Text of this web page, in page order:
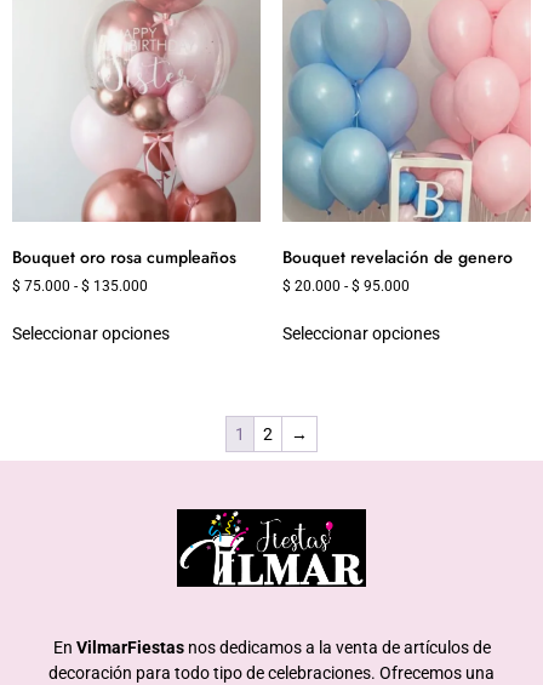
Bouquet oro rosa cumpleaños
$ 75.000 - $ 135.000
Seleccionar opciones
Bouquet revelación de genero
$ 20.000 - $ 95.000
Seleccionar opciones
1 2 →
En VilmarFiestasnos dedicamos a la venta de artículos de
decoración para todo tipo de celebraciones. Ofrecemos una